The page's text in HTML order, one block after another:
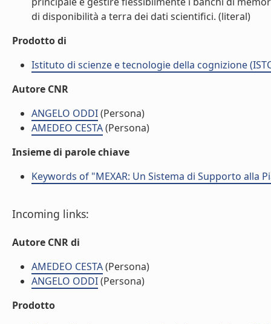
di disponibilità a terra dei dati scientifici. (literal)
Prodotto di
Istituto di scienze e tecnologie della cognizione
Autore CNR
ANGELO ODDI(Persona)
AMEDEO CESTA(Persona)
Insieme di parole chiave
Keywords of "MEXAR: Un Sistema di Supporto alla
Incoming links:
Autore CNR di
AMEDEO CESTA(Persona)
ANGELO ODDI(Persona)
Prodotto